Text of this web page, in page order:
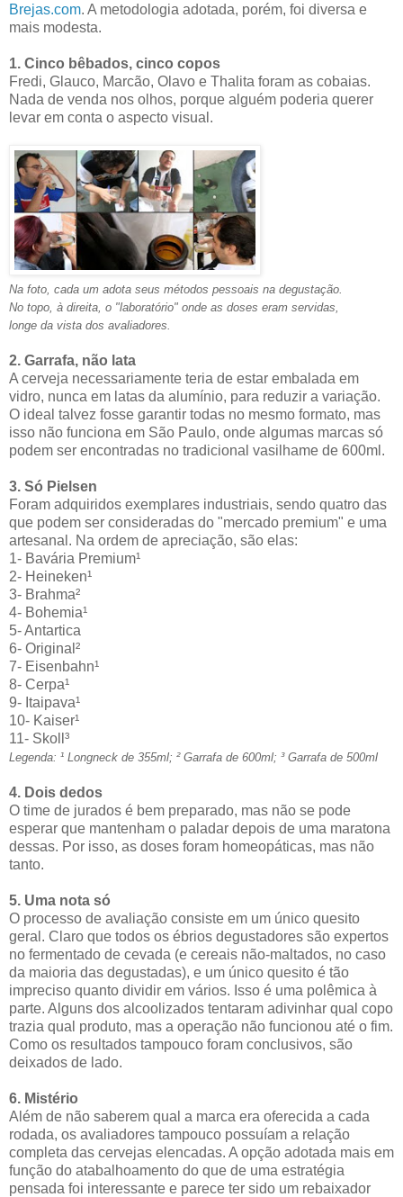
Brejas.com. A metodologia adotada, porém, foi diversa e
mais modesta.
1. Cinco bêbados, cinco copos
Fredi, Glauco, Marcão, Olavo e Thalita foram as cobaias.
Nada de venda nos olhos, porque alguém poderia querer
levar em conta o aspecto visual.
Na foto, cada um adota seus métodos pessoais na degustação.
No topo, à direita, o "laboratório" onde as doses eram servidas,
longe da vista dos avaliadores.
2. Garrafa, não lata
A cerveja necessariamente teria de estar embalada em
vidro, nunca em latas da alumínio, para reduzir a variação.
O ideal talvez fosse garantir todas no mesmo formato, mas
isso não funciona em São Paulo, onde algumas marcas só
podem ser encontradas no tradicional vasilhame de 600ml.
3. Só Pielsen
Foram adquiridos exemplares industriais, sendo quatro das
que podem ser consideradas do "mercado premium" e uma
artesanal. Na ordem de apreciação, são elas:
1- Bavária Premium¹
2- Heineken¹
3- Brahma²
4- Bohemia¹
5- Antartica
6- Original²
7- Eisenbahn¹
8- Cerpa¹
9- Itaipava¹
10- Kaiser¹
11- Skoll³
Legenda: ¹ Longneck de 355ml; ² Garrafa de 600ml; ³ Garrafa de 500ml
4. Dois dedos
O time de jurados é bem preparado, mas não se pode
esperar que mantenham o paladar depois de uma maratona
dessas. Por isso, as doses foram homeopáticas, mas não
tanto.
5. Uma nota só
O processo de avaliação consiste em um único quesito
geral. Claro que todos os ébrios degustadores são expertos
no fermentado de cevada (e cereais não-maltados, no caso
da maioria das degustadas), e um único quesito é tão
impreciso quanto dividir em vários. Isso é uma polêmica à
parte. Alguns dos alcoolizados tentaram adivinhar qual copo
trazia qual produto, mas a operação não funcionou até o fim.
Como os resultados tampouco foram conclusivos, são
deixados de lado.
6. Mistério
Além de não saberem qual a marca era oferecida a cada
rodada, os avaliadores tampouco possuíam a relação
completa das cervejas elencadas. A opção adotada mais em
função do atabalhoamento do que de uma estratégia
pensada foi interessante e parece ter sido um rebaixador